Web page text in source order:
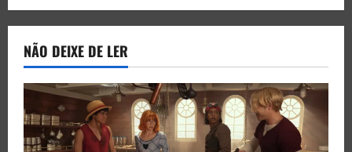
NÃO DEIXE DE LER